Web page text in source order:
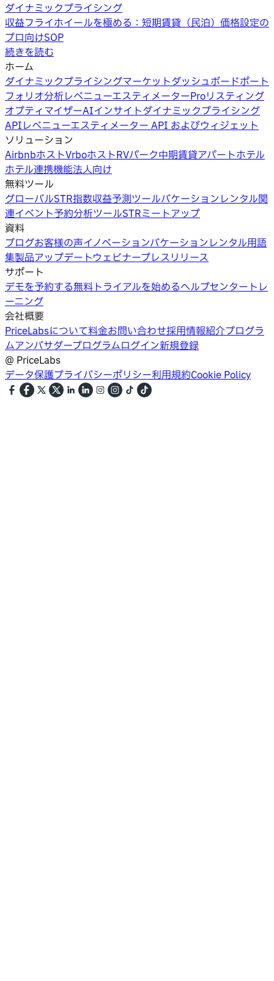
ダイナミックプライシング
収益フライホイールを極める：短期賃貸（民泊）価格設定の
プロ向けSOP
続きを読む
ホーム
ダイナミックプライシングマーケットダッシュボードポート
フォリオ分析レベニューエスティメーターProリスティング
オプティマイザーAIインサイトダイナミックプライシング
APIレベニューエスティメーター API およびウィジェット
ソリューション
AirbnbホストVrboホストRVパーク中期賃貸アパートホテル
ホテル連携機能法人向け
無料ツール
グローバルSTR指数収益予測ツールバケーションレンタル関
連イベント予約分析ツールSTRミートアップ
資料
ブログお客様の声イノベーションバケーションレンタル用語
集製品アップデートウェビナープレスリリース
サポート
デモを予約する無料トライアルを始めるヘルプセンター トレ
ーニング
会社概要
PriceLabsについて料金お問い合わせ採用情報紹介プログラ
ムアンバサダープログラムログイン新規登録
@ PriceLabs
データ保護プライバシーポリシー利用規約Cookie Policy